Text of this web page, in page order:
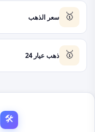
🥇 سعر الذهب
🥇 ذهب عيار 24
🛠